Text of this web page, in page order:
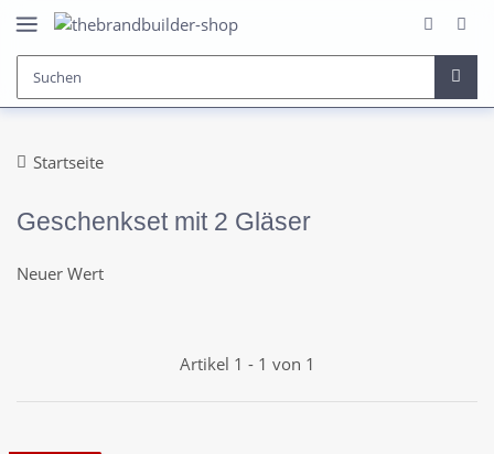
Startseite
Geschenkset mit 2 Gläser
Neuer Wert
Artikel 1 - 1 von 1